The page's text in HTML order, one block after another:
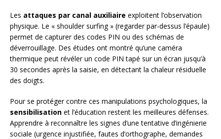
Les attaques par canal auxiliaire exploitent l’observation
physique. Le « shoulder surfing » (regarder par-dessus l’épaule)
permet de capturer des codes PIN ou des schémas de
déverrouillage. Des études ont montré qu’une caméra
thermique peut révéler un code PIN tapé sur un écran jusqu’à
30 secondes après la saisie, en détectant la chaleur résiduelle
des doigts.
Pour se protéger contre ces manipulations psychologiques, la
sensibilisation et l’éducation restent les meilleures défenses.
Apprendre à reconnaître les signes d’une tentative d’ingénierie
sociale (urgence injustifiée, fautes d’orthographe, demandes